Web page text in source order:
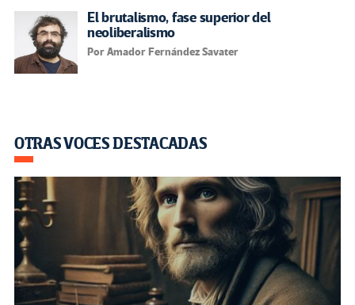
El brutalismo, fase superior del
neoliberalismo
Por Amador Fernández Savater
OTRAS VOCES DESTACADAS